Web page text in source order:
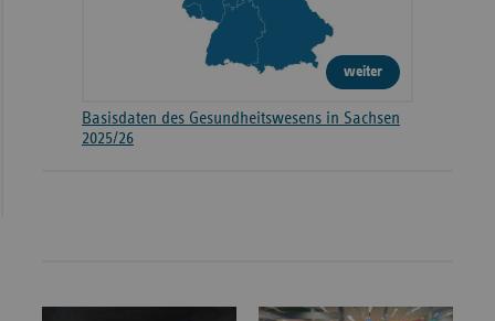
weiter
Basisdaten des Gesundheitswesens in Sachsen
2025/26